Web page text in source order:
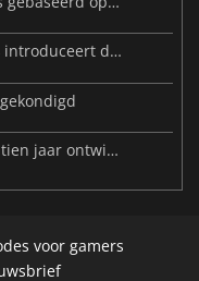
Warhammer 40.000: Dawn of War 4 introduceert de Necron-factie
Vahrin's Call verschijnt eindelijk na tien jaar ontwikkeling
voor gamers